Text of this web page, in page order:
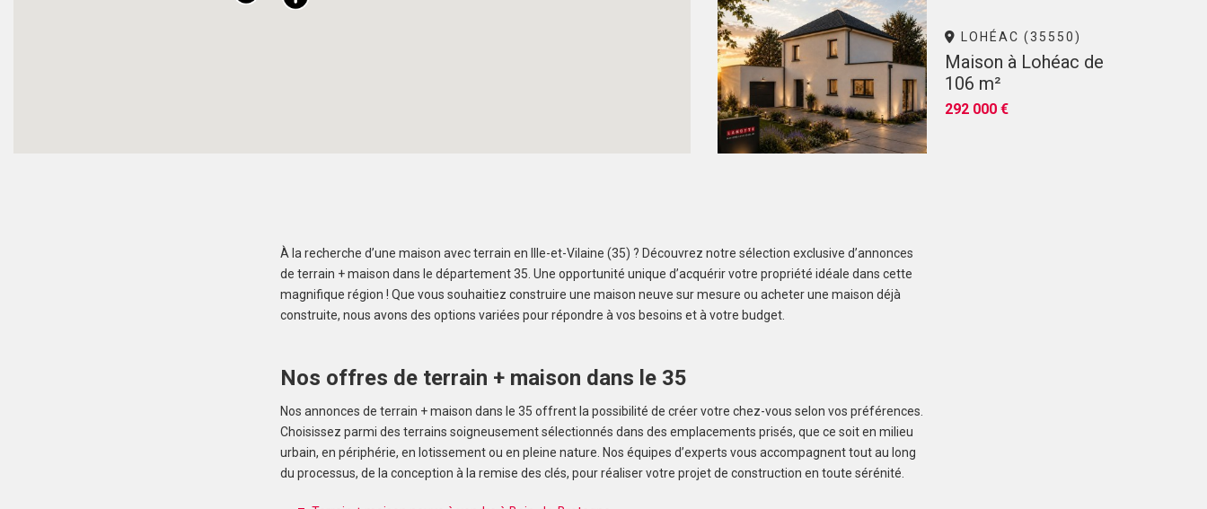
LOHÉAC (35550)
Maison à Lohéac de
106 m²
292 000 €
À la recherche d’une maison avec terrain en Ille-et-Vilaine (35) ? Découvrez notre sélection exclusive d’annonces
de terrain + maison dans le département 35. Une opportunité unique d’acquérir votre propriété idéale dans cette
magnifique région ! Que vous souhaitiez construire une maison neuve sur mesure ou acheter une maison déjà
construite, nous avons des options variées pour répondre à vos besoins et à votre budget.
Nos offres de terrain + maison dans le 35
Nos annonces de terrain + maison dans le 35 offrent la possibilité de créer votre chez-vous selon vos préférences.
Choisissez parmi des terrains soigneusement sélectionnés dans des emplacements prisés, que ce soit en milieu
urbain, en périphérie, en lotissement ou en pleine nature. Nos équipes d’experts vous accompagnent tout au long
du processus, de la conception à la remise des clés, pour réaliser votre projet de construction en toute sérénité.